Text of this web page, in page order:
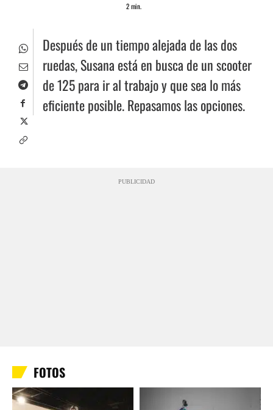
2min.
Después de un tiempo alejada de las dos
ruedas, Susana está en busca de un scooter
de 125 para ir al trabajo y que sea lo más
eficiente posible. Repasamos las opciones.
PUBLICIDAD
FOTOS